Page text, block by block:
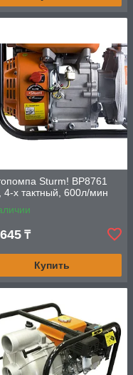
Sturm! BP8761
4-х тактный, 600л/мин
₸
Купить